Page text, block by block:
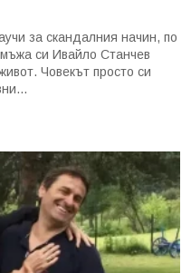
за скандалния начин, по
си Ивайло Станчев
Човекът просто си